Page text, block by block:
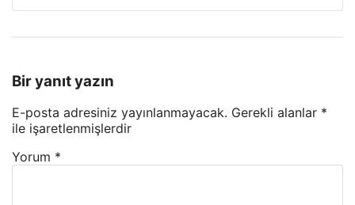
Bir yanıt yazın
E-posta adresiniz yayınlanmayacak. Gerekli alanlar *
ile işaretlenmişlerdir
Yorum *